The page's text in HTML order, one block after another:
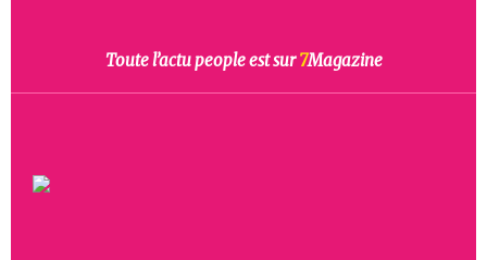
Toute l’actu people est sur7Magazine